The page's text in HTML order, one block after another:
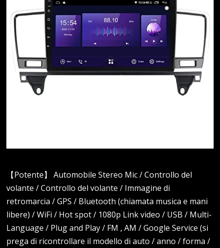
【Potente】 Automobile Stereo Mic / Controllo del
volante / Controllo del volante / Immagine di
retromarcia / GPS / Bluetooth (chiamata musica e mani
libere) / WiFi / Hot spot / 1080p Link video / USB / Multi-
Language / Plug and Play / FM , AM / Google Service (si
prega di ricontrollare il modello di auto / anno / forma /